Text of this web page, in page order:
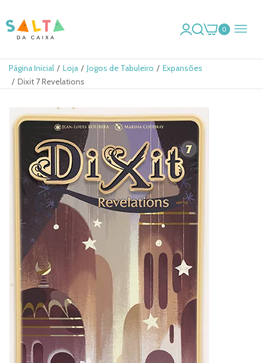
0
Página Inicial Loja Jogos de Tabuleiro
Expansões
Dixit 7 Revelations